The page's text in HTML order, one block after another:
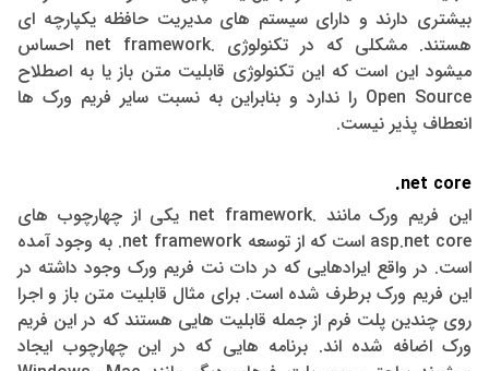
بیشتری دارند و دارای سیستم های مدیریت حافظه یکپارچه ای
هستند. مشکلی که در تکنولوژی .net framework احساس
میشود این است که این تکنولوژی قابلیت متن باز یا به اصطلاح
Open Source را ندارد و بنابراین به نسبت سایر فریم ورک ها
انعطاف پذیر نیست.
net core
.
این فریم ورک مانند .net framework یکی از چهارچوب های
asp.net core است که از توسعه net framework. به وجود آمده
است. در واقع ایرادهایی که در دات نت فریم ورک وجود داشته در
این فریم ورک برطرف شده است. برای مثال قابلیت متن باز و اجرا
روی چندین پلت فرم از جمله قابلیت هایی هستند که در این فریم
ورک اضافه شده اند. برنامه هایی که در این چهارچوب ایجاد